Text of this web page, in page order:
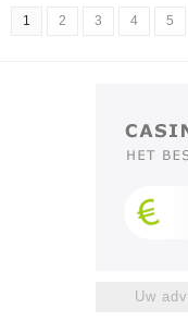
1 2 3 4 5
Uw